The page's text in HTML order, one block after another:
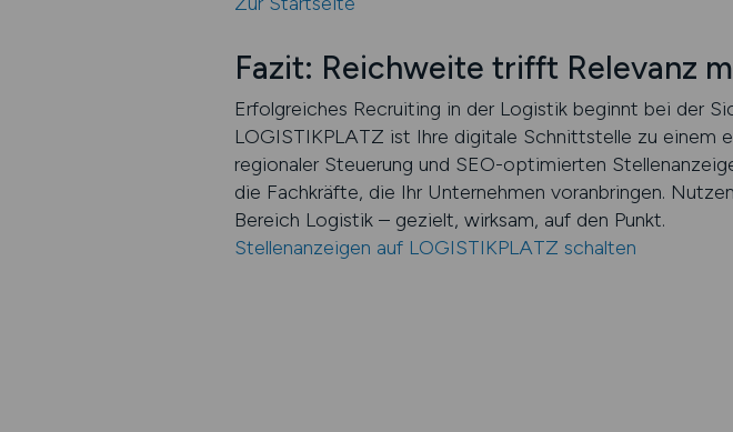
Fazit: Reichweite trifft Relevanz
Erfolgreiches Recruiting in der Logistik beginnt bei der
LOGISTIKPLATZ ist Ihre digitale Schnittstelle zu
regionaler Steuerung und SEO-optimierten
die Fachkräfte, die Ihr Unternehmen voranbringen.
Bereich Logistik – gezielt, wirksam, auf den Punkt.
Stellenanzeigen auf LOGISTIKPLATZ schalten